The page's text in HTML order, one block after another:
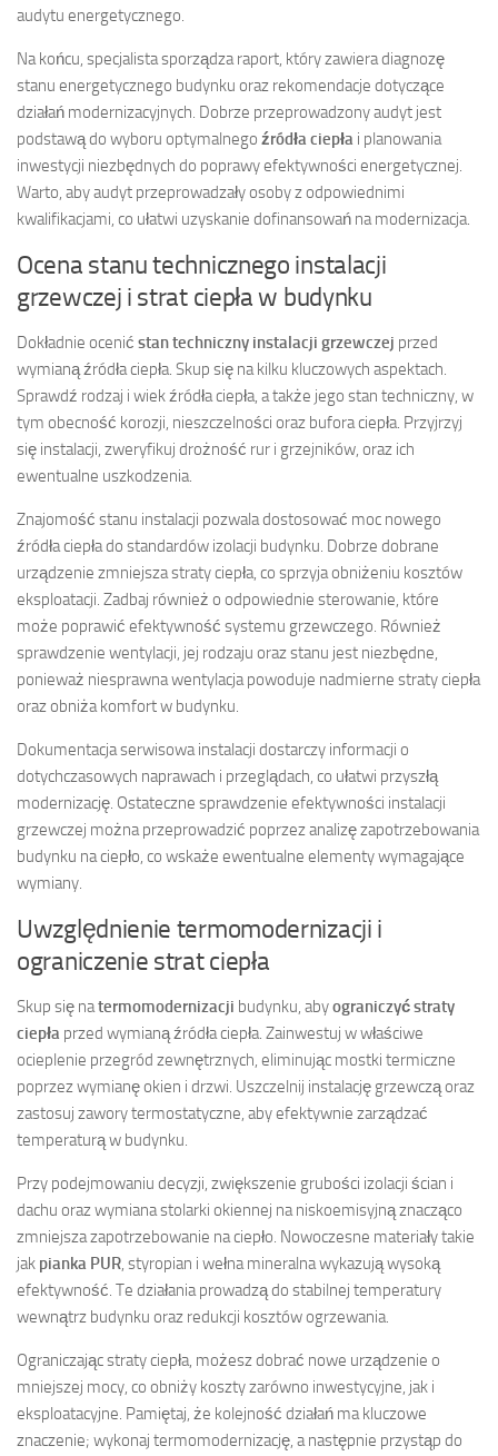
audytu energetycznego.
Na końcu, specjalista sporządza raport, który zawiera diagnozę
stanu energetycznego budynku oraz rekomendacje dotyczące
działań modernizacyjnych. Dobrze przeprowadzony audyt jest
podstawą do wyboru optymalnego źródła ciepła i planowania
inwestycji niezbędnych do poprawy efektywności energetycznej.
Warto, aby audyt przeprowadzały osoby z odpowiednimi
kwalifikacjami, co ułatwi uzyskanie dofinansowań na modernizacja.
Ocena stanu technicznego instalacji
grzewczej i strat ciepła w budynku
Dokładnie ocenić stan techniczny instalacji grzewczej przed
wymianą źródła ciepła. Skup się na kilku kluczowych aspektach.
Sprawdź rodzaj i wiek źródła ciepła, a także jego stan techniczny, w
tym obecność korozji, nieszczelności oraz bufora ciepła. Przyjrzyj
się instalacji, zweryfikuj drożność rur i grzejników, oraz ich
ewentualne uszkodzenia.
Znajomość stanu instalacji pozwala dostosować moc nowego
źródła ciepła do standardów izolacji budynku. Dobrze dobrane
urządzenie zmniejsza straty ciepła, co sprzyja obniżeniu kosztów
eksploatacji. Zadbaj również o odpowiednie sterowanie, które
może poprawić efektywność systemu grzewczego. Również
sprawdzenie wentylacji, jej rodzaju oraz stanu jest niezbędne,
ponieważ niesprawna wentylacja powoduje nadmierne straty ciepła
oraz obniża komfort w budynku.
Dokumentacja serwisowa instalacji dostarczy informacji o
dotychczasowych naprawach i przeglądach, co ułatwi przyszłą
modernizację. Ostateczne sprawdzenie efektywności instalacji
grzewczej można przeprowadzić poprzez analizę zapotrzebowania
budynku na ciepło, co wskaże ewentualne elementy wymagające
wymiany.
Uwzględnienie termomodernizacji i
ograniczenie strat ciepła
Skup się natermomodernizacji budynku, abyograniczyć straty
ciepła przed wymianą źródła ciepła. Zainwestuj w właściwe
ocieplenie przegród zewnętrznych, eliminując mostki termiczne
poprzez wymianę okien i drzwi. Uszczelnij instalację grzewczą oraz
zastosuj zawory termostatyczne, aby efektywnie zarządzać
temperaturą w budynku.
Przy podejmowaniu decyzji, zwiększenie grubości izolacji ścian i
dachu oraz wymiana stolarki okiennej na niskoemisyjną znacząco
zmniejsza zapotrzebowanie na ciepło. Nowoczesne materiały takie
jak pianka PUR , styropian i wełna mineralna wykazują wysoką
efektywność. Te działania prowadzą do stabilnej temperatury
wewnątrz budynku oraz redukcji kosztów ogrzewania.
Ograniczając straty ciepła, możesz dobrać nowe urządzenie o
mniejszej mocy, co obniży koszty zarówno inwestycyjne, jak i
eksploatacyjne. Pamiętaj, że kolejność działań ma kluczowe
znaczenie; wykonaj termomodernizację, a następnie przystąp do